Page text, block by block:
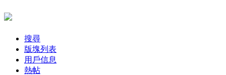
搜尋
版塊列表
用戶信息
熱帖